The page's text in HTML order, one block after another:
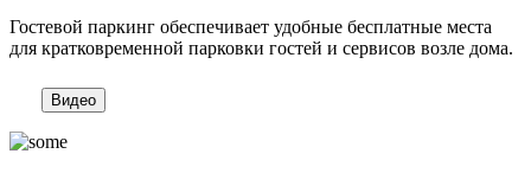
Гостевой паркинг обеспечивает удобные бесплатные места
для кратковременной парковки гостей и сервисов возле дома.
Видео